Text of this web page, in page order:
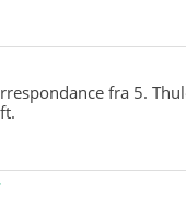
fra 5.